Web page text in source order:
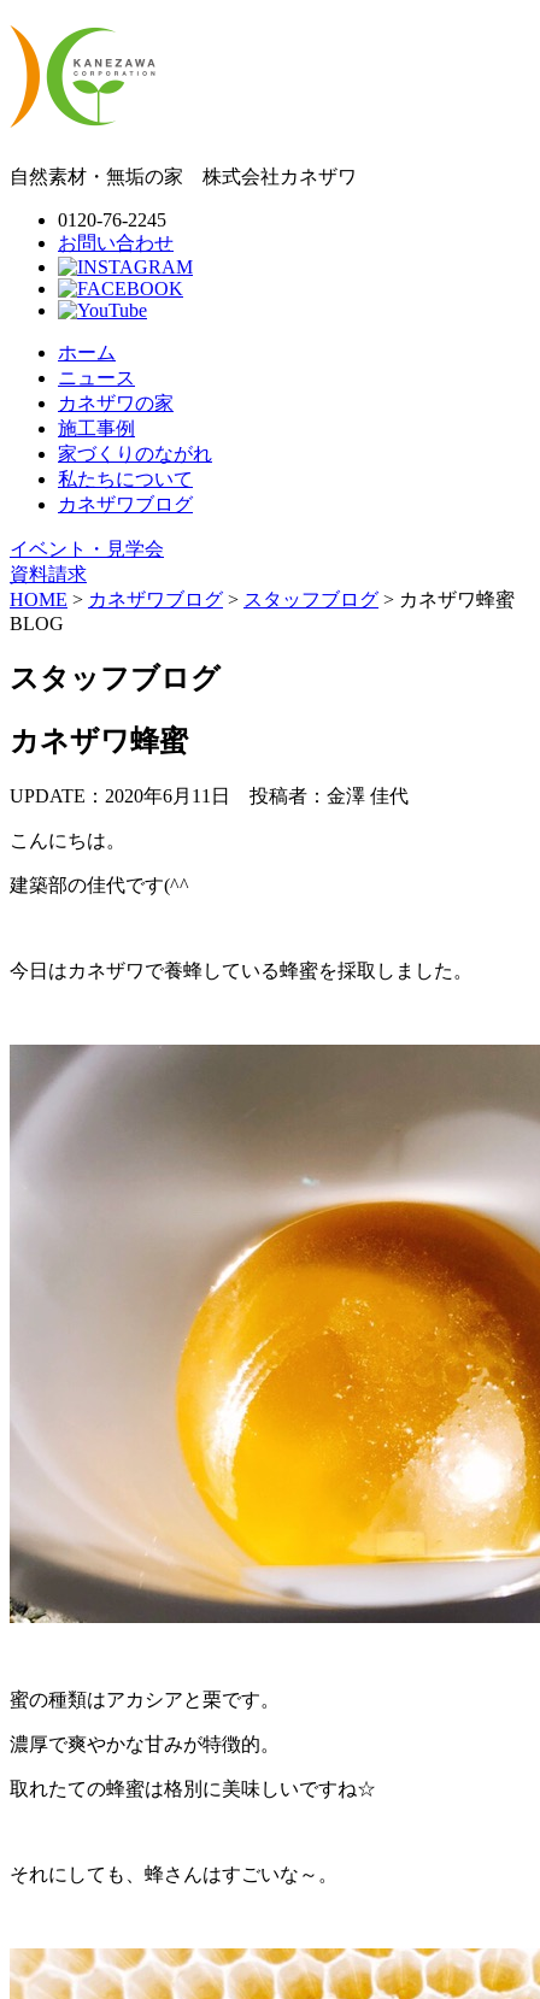
自然素材・無垢の家 株式会社カネザワ
0120-76-2245
お問い合わせ
ホーム
ニュース
カネザワの家
施工事例
家づくりのながれ
私たちについて
カネザワブログ
イベント・見学会
資料請求
HOME > カネザワブログ > スタッフブログ > カネザワ蜂蜜
BLOG
スタッフブログ
カネザワ蜂蜜
UPDATE：2020年6月11日 投稿者：金澤 佳代
こんにちは。
建築部の佳代です(^^
今日はカネザワで養蜂している蜂蜜を採取しました。
蜜の種類はアカシアと栗です。
濃厚で爽やかな甘みが特徴的。
取れたての蜂蜜は格別に美味しいですね☆
それにしても、蜂さんはすごいな～。